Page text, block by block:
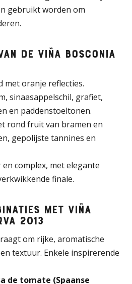
gebruikt worden om
de Viña Bosconia
met oranje reflecties.
sinaasappelschil, grafiet,
en paddenstoeltonen.
rond fruit van bramen en
gepolijste tannines en
en complex, met elegante
finale.
met Viña
2013
om rijke, aromatische
textuur. Enkele inspirerende
de tomate (Spaanse